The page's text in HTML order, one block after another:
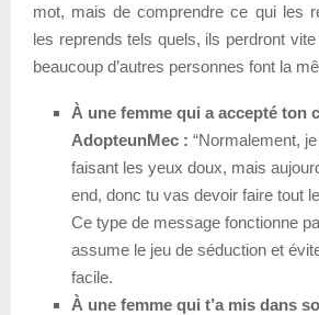
mot, mais de comprendre ce qui les
les reprends tels quels, ils perdront
beaucoup d’autres personnes font la
À une femme qui a accepté ton
AdopteunMec : “Normalement,
faisant les yeux doux, mais
end, donc tu vas devoir faire tout
Ce type de message fonctionne
assume le jeu de séduction et
facile.
À une femme qui t’a mis dans